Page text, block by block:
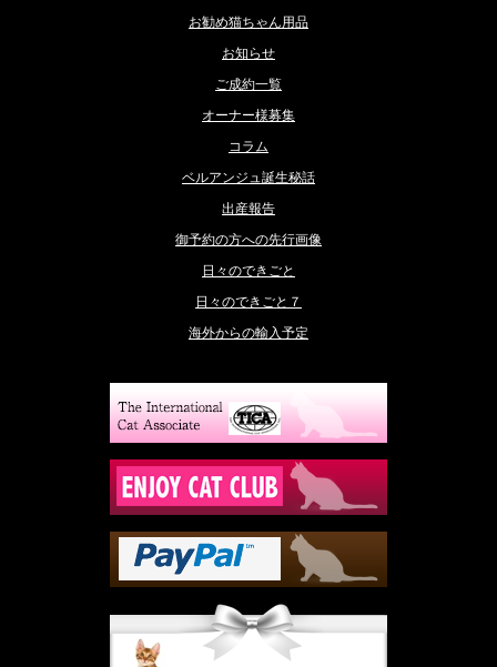
お勧め猫ちゃん用品
お知らせ
ご成約一覧
オーナー様募集
コラム
ベルアンジュ誕生秘話
出産報告
御予約の方への先行画像
日々のできごと
日々のできごと７
海外からの輸入予定